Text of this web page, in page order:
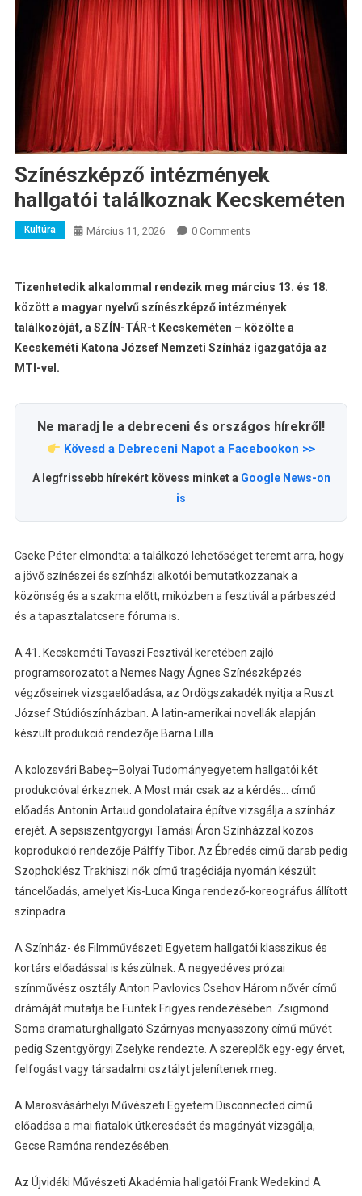
Színészképző intézmények
hallgatói találkoznak Kecskeméten
Kultúra Március 11, 2026 0 Comments
Tizenhetedik alkalommal rendezik meg március 13. és 18.
között a magyar nyelvű színészképző intézmények
találkozóját, a SZÍN-TÁR-t Kecskeméten – közölte a
Kecskeméti Katona József Nemzeti Színház igazgatója az
MTI-vel.
Ne maradj le a debreceni és országos hírekről!
Kövesd a Debreceni Napot a Facebookon >>
A legfrissebb hírekért kövess minket a Google News-on
is
Cseke Péter elmondta: a találkozó lehetőséget teremt arra, hogy
a jövő színészei és színházi alkotói bemutatkozzanak a
közönség és a szakma előtt, miközben a fesztivál a párbeszéd
és a tapasztalatcsere fóruma is.
A 41. Kecskeméti Tavaszi Fesztivál keretében zajló
programsorozatot a Nemes Nagy Ágnes Színészképzés
végzőseinek vizsgaelőadása, az Ördögszakadék nyitja a Ruszt
József Stúdiószínházban. A latin-amerikai novellák alapján
készült produkció rendezője Barna Lilla.
A kolozsvári Babeş–Bolyai Tudományegyetem hallgatói két
produkcióval érkeznek. A Most már csak az a kérdés… című
előadás Antonin Artaud gondolataira építve vizsgálja a színház
erejét. A sepsiszentgyörgyi Tamási Áron Színházzal közös
koprodukció rendezője Pálffy Tibor. Az Ébredés című darab pedig
Szophoklész Trakhiszi nők című tragédiája nyomán készült
táncelőadás, amelyet Kis-Luca Kinga rendező-koreográfus állított
színpadra.
A Színház- és Filmművészeti Egyetem hallgatói klasszikus és
kortárs előadással is készülnek. A negyedéves prózai
színművész osztály Anton Pavlovics Csehov Három nővér című
drámáját mutatja be Funtek Frigyes rendezésében. Zsigmond
Soma dramaturghallgató Szárnyas menyasszony című művét
pedig Szentgyörgyi Zselyke rendezte. A szereplők egy-egy érvet,
felfogást vagy társadalmi osztályt jelenítenek meg.
A Marosvásárhelyi Művészeti Egyetem Disconnected című
előadása a mai fiatalok útkeresését és magányát vizsgálja,
Gecse Ramóna rendezésében.
Az Újvidéki Művészeti Akadémia hallgatói Frank Wedekind A